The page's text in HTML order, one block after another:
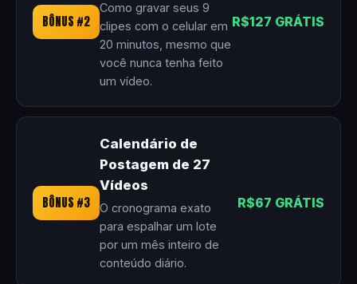
BÔNUS #2
Como gravar seus 9
clipes com o celular em
20 minutos, mesmo que
você nunca tenha feito
um vídeo.
R$127 GRÁTIS
BÔNUS #3
Calendário de
Postagem de 27
Vídeos
O cronograma exato
para espalhar um lote
por um mês inteiro de
conteúdo diário.
R$67 GRÁTIS